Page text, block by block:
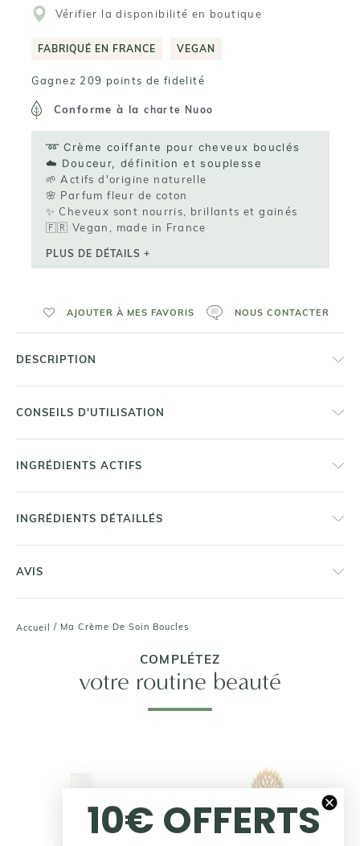
Accueil / Ma Crème De Soin Boucles
Vérifier la disponibilité en boutique
FABRIQUÉ EN FRANCE VEGAN
Gagnez 209 points de fidelité
Conforme à lacharte Nuoo
➿ Crème coiffante pour cheveux bouclés
☁️ Douceur, définition et souplesse
🌱 Actifs d'origine naturelle
🌸 Parfum fleur de coton
✨ Cheveux sont nourris, brillants et gainés
🇫🇷 Vegan, made in France
PLUS DE DÉTAILS +
AJOUTER À MES FAVORIS NOUS CONTACTER
DESCRIPTION
CONSEILS D'UTILISATION
INGRÉDIENTS ACTIFS
INGRÉDIENTS DÉTAILLÉS
AVIS
COMPLÉTEZ
votre routine beauté
BACHCA
10€ OFFERTS